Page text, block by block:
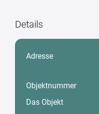
Details
Adresse
Objektnummer
Das Objekt